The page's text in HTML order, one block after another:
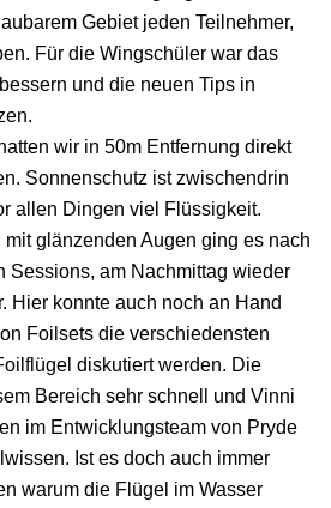
Gebiet jeden Teilnehmer,
Für die Wingschüler war das
und die neuen Tips in
wir in 50m Entfernung direkt
Sonnenschutz ist zwischendrin
allen Dingen viel Flüssigkeit.
glänzenden Augen ging es nach
Sessions, am Nachmittag wieder
Hier konnte auch noch an Hand
Foilsets die verschiedensten
diskutiert werden. Die
Bereich sehr schnell und Vinni
im Entwicklungsteam von Pryde
Ist es doch auch immer
warum die Flügel im Wasser